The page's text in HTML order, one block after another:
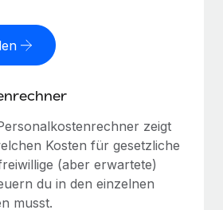
zeigt
Kosten für gesetzliche
(aber erwartete)
du in den einzelnen
musst.